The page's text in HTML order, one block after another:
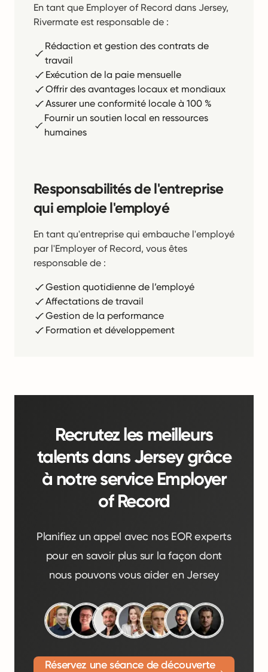
En tant que Employer of Record dans Jersey,
Rivermate est responsable de :
Rédaction et gestion des contrats de
travail
Exécution de la paie mensuelle
Offrir des avantages locaux et mondiaux
Assurer une conformité locale à 100 %
Fournir un soutien local en ressources
humaines
Responsabilités de l'entreprise
qui emploie l'employé
En tant qu'entreprise qui embauche l'employé
par l'Employer of Record, vous êtes
responsable de :
Gestion quotidienne de l’employé
Affectations de travail
Gestion de la performance
Formation et développement
Recrutez les meilleurs
talents dans Jersey grâce
à notre service Employer
of Record
Planifiez un appel avec nos EOR experts
pour en savoir plus sur la façon dont
nous pouvons vous aider en Jersey
Réservez une séance de découverte